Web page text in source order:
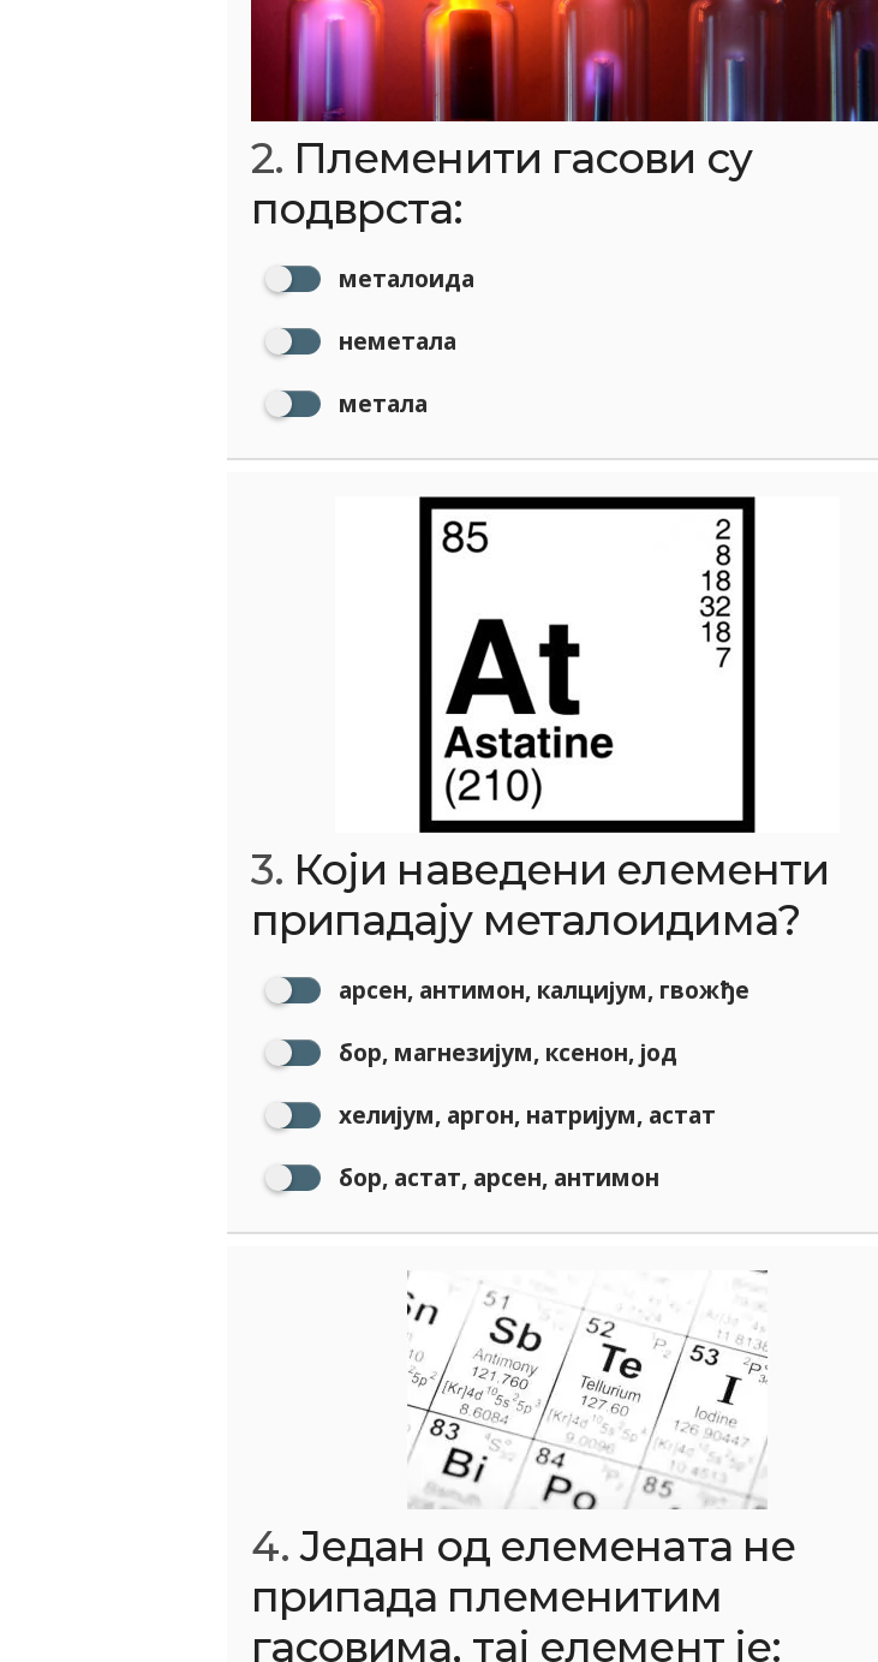
2. Племенити гасови су
подврста:
металоида
неметала
метала
3. Који наведени елементи
припадају металоидима?
арсен, антимон, калцијум, гвожђе
бор, магнезијум, ксенон, јод
хелијум, аргон, натријум, астат
бор, астат, арсен, антимон
4. Један од елемената не
припада племенитим
гасовима, тај елемент је: